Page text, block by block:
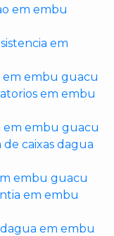
em embu
em
em embu guacu
em embu
em embu guacu
caixas dagua
embu guacu
em embu
em embu